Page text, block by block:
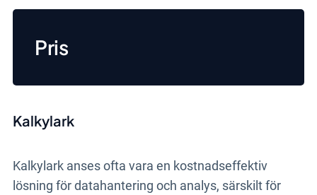
Pris
Kalkylark
Kalkylark anses ofta vara en kostnadseffektiv
lösning för datahantering och analys, särskilt för